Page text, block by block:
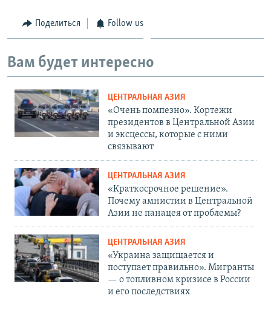
Поделиться Follow us
Вам будет интересно
ЦЕНТРАЛЬНАЯ АЗИЯ
«Очень помпезно». Кортежи
президентов в Центральной Азии
и эксцессы, которые с ними
связывают
ЦЕНТРАЛЬНАЯ АЗИЯ
«Краткосрочное решение».
Почему амнистии в Центральной
Азии не панацея от проблемы?
ЦЕНТРАЛЬНАЯ АЗИЯ
«Украина защищается и
поступает правильно». Мигранты
— о топливном кризисе в России
и его последствиях